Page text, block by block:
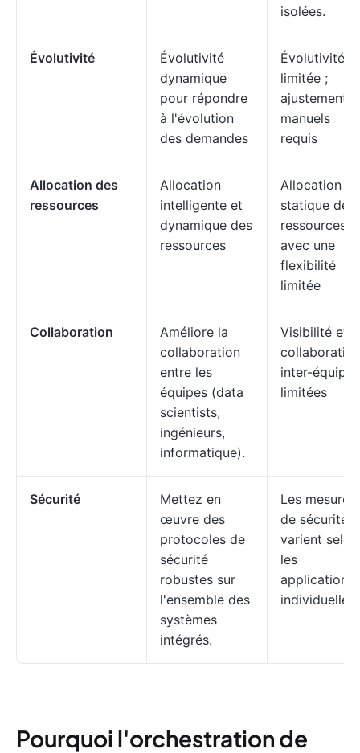
isolées.
Évolutivité
Évolutivité
dynamique
pour répondre
à l'évolution
des demandes
Évolutivité
limitée ;
ajustements
manuels
requis
Allocation des
ressources
Allocation
intelligente et
dynamique des
ressources
Allocation
statique des
ressources
avec une
flexibilité
limitée
Collaboration
Améliore la
collaboration
entre les
équipes (data
scientists,
ingénieurs,
informatique).
Visibilité et
collaboration
inter-équipes
limitées
Sécurité
Mettez en
œuvre des
protocoles de
sécurité
robustes sur
l'ensemble des
systèmes
intégrés.
Les mesures
de sécurité
varient selon
les
applications
individuelles.
Pourquoi l'orchestration de